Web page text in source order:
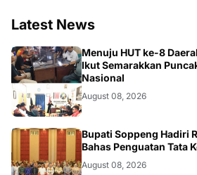
Latest News
NEWS
Menuju HUT ke-8
Ikut Semarakkan
Nasional
August 08, 2026
NEWS
Bupati Soppeng Hadiri
Bahas Penguatan Tata
August 08, 2026